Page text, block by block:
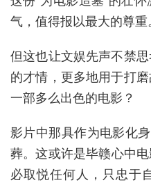
气，值得报以最大的尊重。
但这也让文娱先声不禁
的才情，更多地用于打
一部多么出色的电影？
影片中那具作为电影化
葬。这或许是毕赣心中
必取悦任何人，只忠于